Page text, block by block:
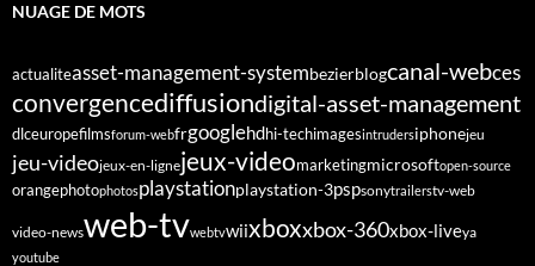
NUAGE DE MOTS
actualiteasset-management-systembezierblogcanal-webces
convergencediffusiondigital-asset-management
dlceuropefilmsforum-webfrgooglehdhi-techimagesintrudersiphonejeu
jeu-videojeux-en-lignejeux-videomarketingmicrosoftopen-source
orangephotophotosplaystationplaystation-3pspsonytrailerstv-web
video-newsweb-tvwebtvwiixboxxbox-360xbox-liveya
youtube